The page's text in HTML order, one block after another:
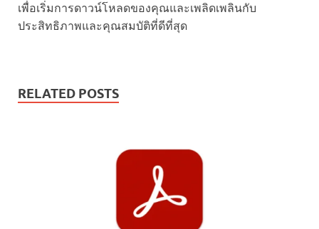
เพื่อเริ่มการดาวน์โหลดของคุณและเพลิดเพลินกับ
ประสิทธิภาพและคุณสมบัติที่ดีที่สุด
RELATED POSTS